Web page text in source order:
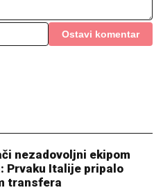
Ostavi komentar
nezadovoljni ekipom
Prvaku Italije pripalo
transfera